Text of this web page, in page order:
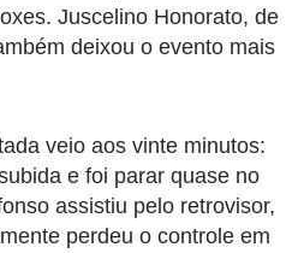
Juscelino Honorato, de
deixou o evento mais
veio aos vinte minutos:
e foi parar quase no
assistiu pelo retrovisor,
perdeu o controle em